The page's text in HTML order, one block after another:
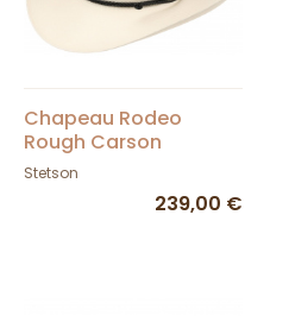
Chapeau Rodeo
Rough Carson
Comfort - Stetson
Stetson
239,00 €